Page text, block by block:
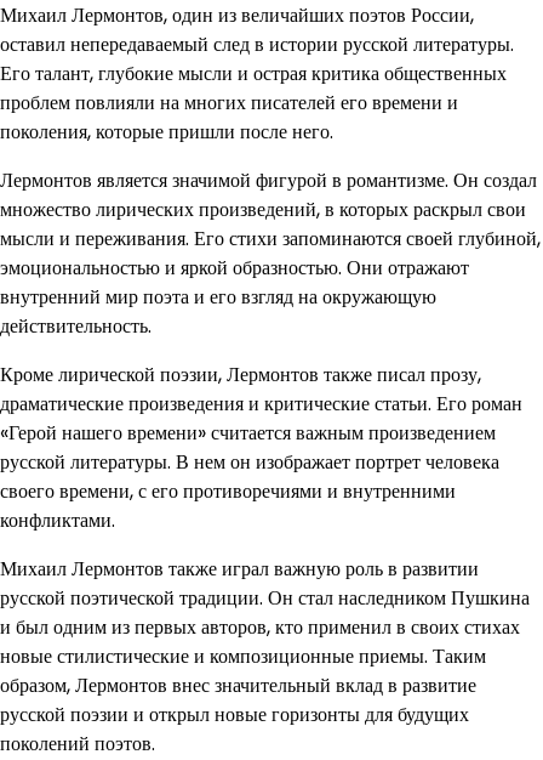
Михаил Лермонтов, один из величайших поэтов России,
оставил непередаваемый след в истории русской литературы.
Его талант, глубокие мысли и острая критика общественных
проблем повлияли на многих писателей его времени и
поколения, которые пришли после него.
Лермонтов является значимой фигурой в романтизме. Он создал
множество лирических произведений, в которых раскрыл свои
мысли и переживания. Его стихи запоминаются своей глубиной,
эмоциональностью и яркой образностью. Они отражают
внутренний мир поэта и его взгляд на окружающую
действительность.
Кроме лирической поэзии, Лермонтов также писал прозу,
драматические произведения и критические статьи. Его роман
«Герой нашего времени» считается важным произведением
русской литературы. В нем он изображает портрет человека
своего времени, с его противоречиями и внутренними
конфликтами.
Михаил Лермонтов также играл важную роль в развитии
русской поэтической традиции. Он стал наследником Пушкина
и был одним из первых авторов, кто применил в своих стихах
новые стилистические и композиционные приемы. Таким
образом, Лермонтов внес значительный вклад в развитие
русской поэзии и открыл новые горизонты для будущих
поколений поэтов.